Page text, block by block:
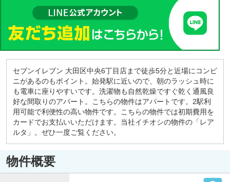
セブンイレブン 大田区中央6丁目店まで徒歩5分と近場にコンビ
ニがあるのもポイント。始発駅に近いので、朝のラッシュ時に
も電車に座りやすいです。洗濯物も自然乾燥ですぐ乾く通風良
好な間取りのアパート。こちらの物件はアパートです。2駅利
用可能で利便性の高い物件です。こちらの物件では初期費用を
カードでお支払いいただけます。当社イチオシの物件の「レア
ルタ」。ぜひ一度ご覧ください。
物件概要